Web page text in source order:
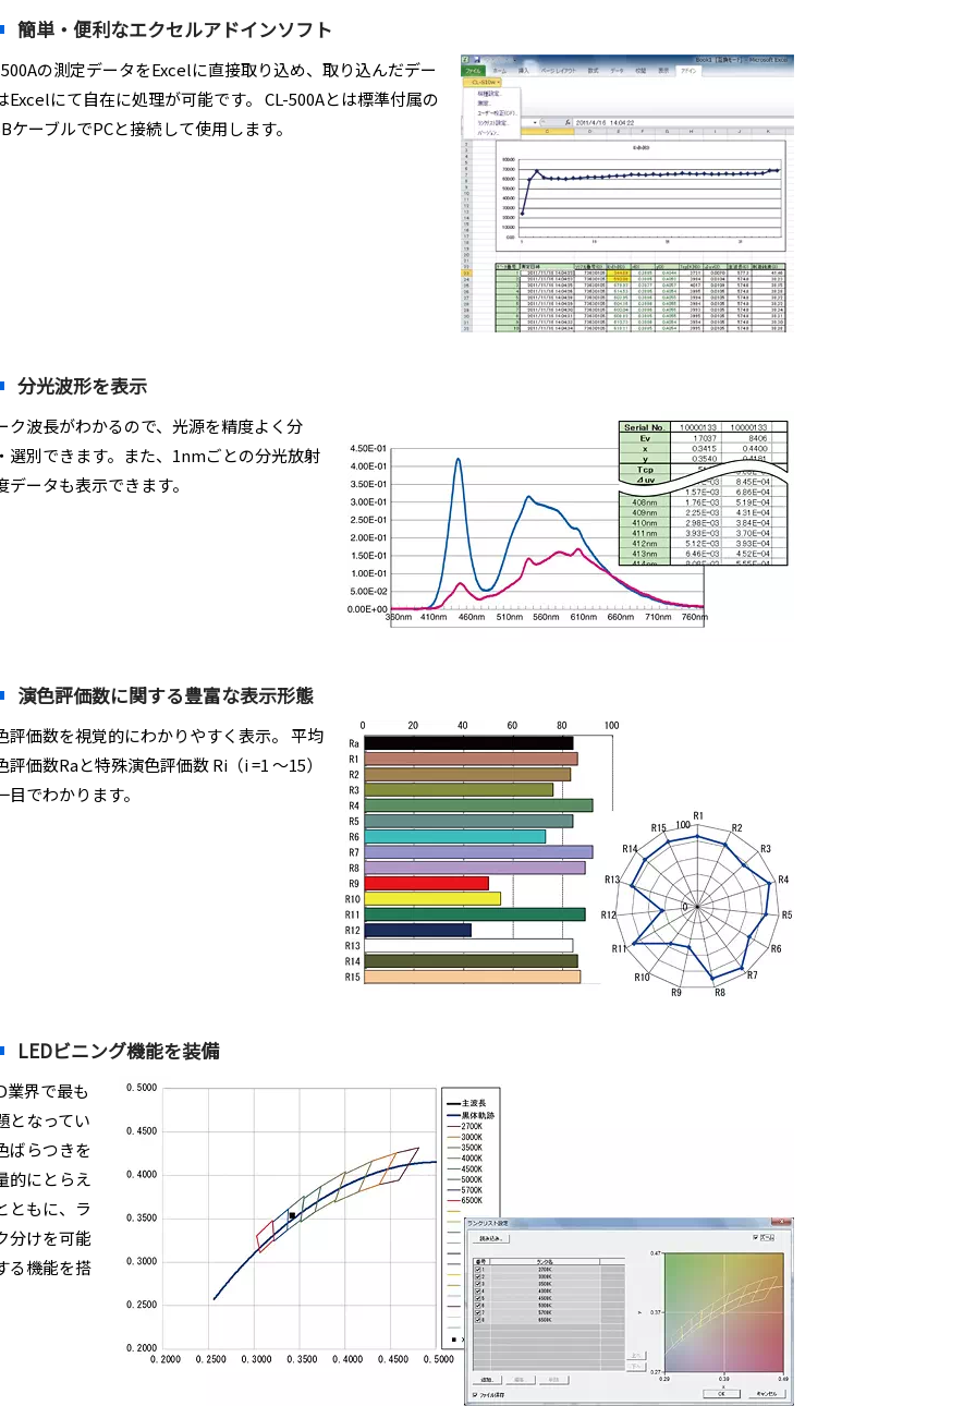
簡単・便利なエクセルアドインソフト
の測定データをExcelに直接取り込め、取り込んだデー
Excelにて自在に処理が可能です。 CL-500Aとは標準付属の
ケーブルでPCと接続して使用します。
分光波形を表示
ク波長がわかるので、光源を精度よく分
選別できます。また、1nmごとの分光放射
データも表示できます。
演色評価数に関する豊富な表示形態
評価数を視覚的にわかりやすく表示。 平均
評価数Raと特殊演色評価数 Ri（i =1 ～15）
目でわかります。
LEDビニング機能を装備
業界で最も
となってい
ばらつきを
的にとらえ
ともに、ラ
分けを可能
る機能を搭